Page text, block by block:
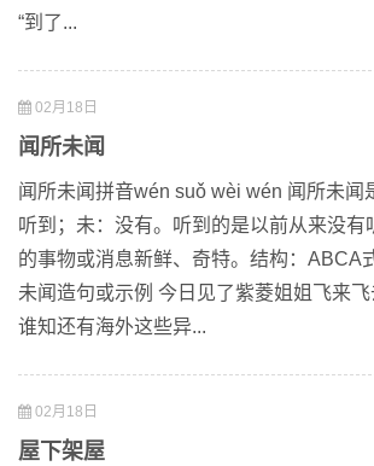
“到了...
02月18日
闻所未闻
闻所未闻拼音wén suǒ wèi wén 闻所未闻
听到；未：没有。听到的是以前从来没有
的事物或消息新鲜、奇特。结构：ABCA
未闻造句或示例 今日见了紫菱姐姐飞来飞
谁知还有海外这些异...
02月18日
屋下架屋